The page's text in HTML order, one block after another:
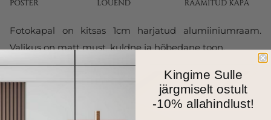
Fotokapal on kitsas 1cm harjatud alumiiniumraam.
Valikus on matt must, kuldne ja hõbedane toon.
Kingime Sulle
järgmiselt ostult
-10% allahindlust!